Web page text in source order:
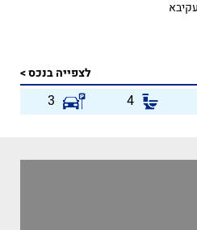
לצפייה בנכס >
4
3